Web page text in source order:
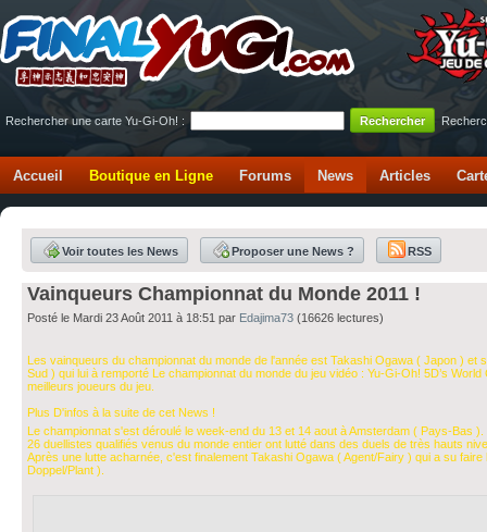
Rechercher une carte Yu-Gi-Oh! :
Accueil Boutique en Ligne Forums News Articles
Voir toutes les News Proposer une News ? RSS
Vainqueurs Championnat du Monde 2011 !
Posté le Mardi 23 Août 2011 à 18:51 par Edajima73 (16626 lectures)
Les vainqueurs du championnat du monde de l'année est Takashi Ogawa ( Japon )
Sud ) qui lui à remporté Le championnat du monde du jeu vidéo : Yu-Gi-Oh! 5D’s
meilleurs joueurs du jeu.
Plus D'infos à la suite de cet News !
Le championnat s'est déroulé le week-end du 13 et 14 aout à Amsterdam ( Pays-Bas ).
26 duellistes qualifiés venus du monde entier ont lutté dans des duels de très hauts
Après une lutte acharnée, c'est finalement Takashi Ogawa ( Agent/Fairy ) qui a su
Doppel/Plant ).